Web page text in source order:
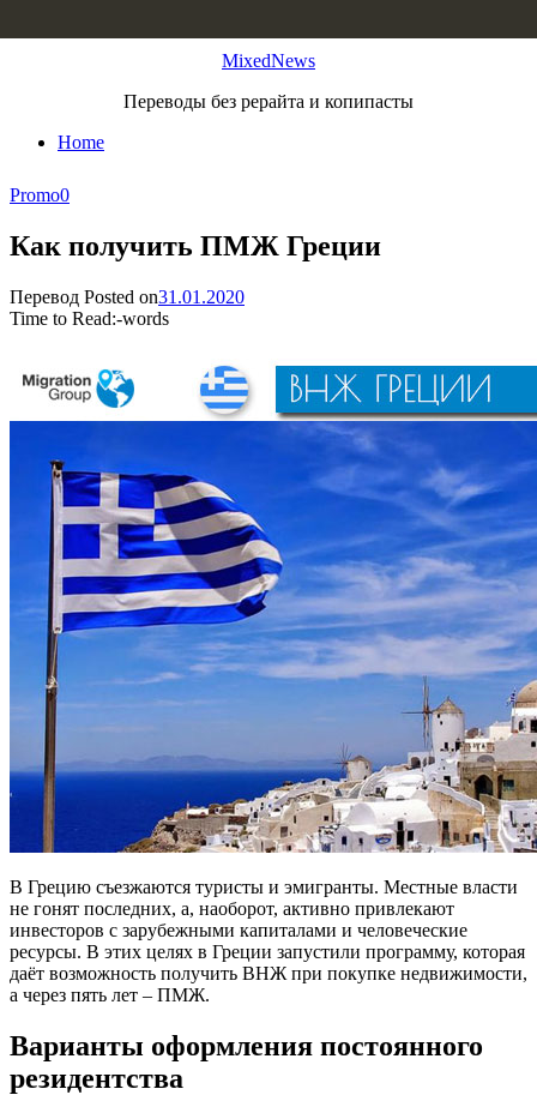
MixedNews
Переводы без рерайта и копипасты
Home
Promo0
Как получить ПМЖ Греции
Перевод Posted on31.01.2020
Time to Read:-words
В Грецию съезжаются туристы и эмигранты. Местные власти
не гонят последних, а, наоборот, активно привлекают
инвесторов с зарубежными капиталами и человеческие
ресурсы. В этих целях в Греции запустили программу, которая
даёт возможность получить ВНЖ при покупке недвижимости,
а через пять лет – ПМЖ.
Варианты оформления постоянного
резидентства